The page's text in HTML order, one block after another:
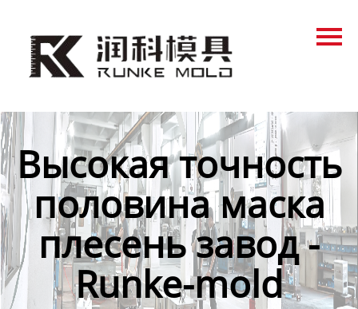
Продукция
Контакты
Высокая точность
половина маска
плесень завод -
Runke-mold